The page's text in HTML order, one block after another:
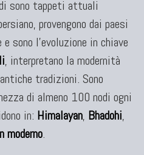
sono tappeti attuali
provengono dai paesi
sono l'evoluzione in chiave
, interpretano la modernità
tradizioni. Sono
di almeno 100 nodi ogni
in: Himalayan, Bhadohi,
moderno.